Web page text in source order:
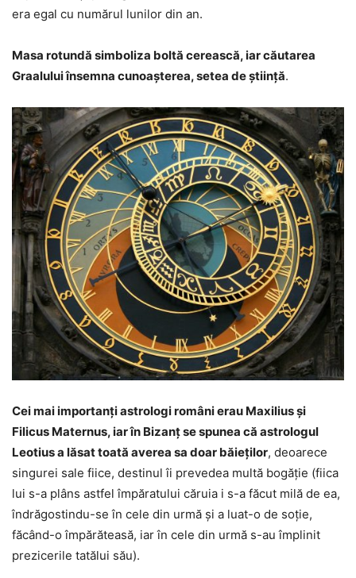
era egal cu numărul lunilor din an.
Masa rotundă simboliza boltă cerească, iar căutarea
Graalului însemna cunoașterea, setea de știință.
Cei mai importanți astrologi români erau Maxilius și
Filicus Maternus, iar în Bizanț se spunea că astrologul
Leotius a lăsat toată averea sa doar băieților, deoarece
singurei sale fiice, destinul îi prevedea multă bogăție (fiica
lui s-a plâns astfel împăratului căruia i s-a făcut milă de ea,
îndrăgostindu-se în cele din urmă și a luat-o de soție,
făcând-o împărăteasă, iar în cele din urmă s-au împlinit
prezicerile tatălui său).